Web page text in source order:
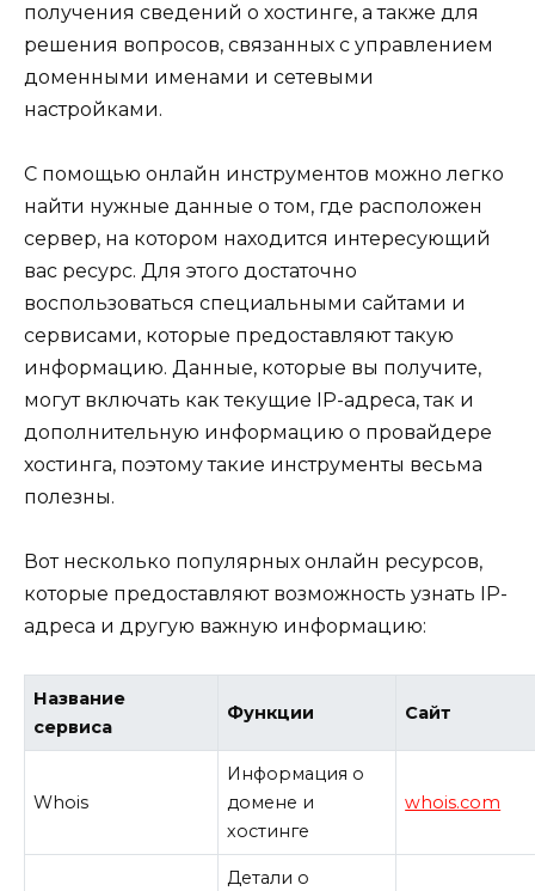
получения сведений о хостинге, а также для
решения вопросов, связанных с управлением
доменными именами и сетевыми
настройками.
С помощью онлайн инструментов можно легко
найти нужные данные о том, где расположен
сервер, на котором находится интересующий
вас ресурс. Для этого достаточно
воспользоваться специальными сайтами и
сервисами, которые предоставляют такую
информацию. Данные, которые вы получите,
могут включать как текущие IP-адреса, так и
дополнительную информацию о провайдере
хостинга, поэтому такие инструменты весьма
полезны.
Вот несколько популярных онлайн ресурсов,
которые предоставляют возможность узнать IP-
адреса и другую важную информацию:
Название
сервиса
Функции Сайт
Whois
Информация о
домене и
хостинге
whois.com
Детали о